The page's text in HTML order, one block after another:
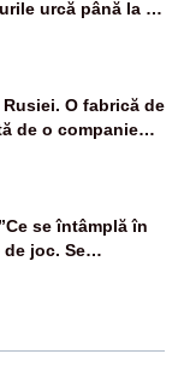
urcă până la 38
tropicale
O fabrică de
de o companie
rachetă
se întâmplă în
joc. Se
de prost”